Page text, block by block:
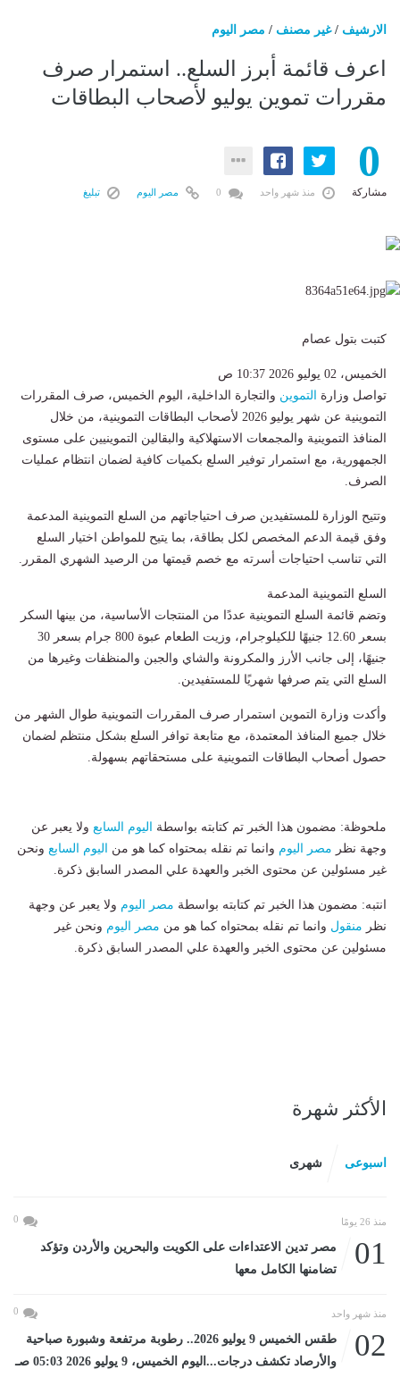
الارشيف /غير مصنف / مصر اليوم
اعرف قائمة أبرز السلع.. استمرار صرف
مقررات تموين يوليو لأصحاب البطاقات
0
مشاركة منذ شهر واحد مصر اليوم تبليغ
كتبت بتول عصام
الخميس، 02 يوليو 2026 10:37 ص
تواصل وزارة
التموين والتجارة الداخلية، اليوم الخميس، صرف المقررات
التموينية عن شهر يوليو 2026 لأصحاب البطاقات التموينية، من خلال
المنافذ التموينية والمجمعات الاستهلاكية والبقالين التموينيين على مستوى
الجمهورية، مع استمرار توفير السلع بكميات كافية لضمان انتظام عمليات
الصرف.
وتتيح الوزارة للمستفيدين صرف احتياجاتهم من السلع التموينية المدعمة
وفق قيمة الدعم المخصص لكل بطاقة، بما يتيح للمواطن اختيار السلع
التي تناسب احتياجات أسرته مع خصم قيمتها من الرصيد الشهري المقرر.
السلع التموينية المدعمة
وتضم قائمة السلع التموينية عددًا من المنتجات الأساسية، من بينها السكر
بسعر 12.60 جنيهًا للكيلوجرام، وزيت الطعام عبوة 800 جرام بسعر 30
جنيهًا، إلى جانب الأرز والمكرونة والشاي والجبن والمنظفات وغيرها من
السلع التي يتم صرفها شهريًا للمستفيدين.
وأكدت وزارة التموين استمرار صرف المقررات التموينية طوال الشهر من
خلال جميع المنافذ المعتمدة، مع متابعة توافر السلع بشكل منتظم لضمان
حصول أصحاب البطاقات التموينية على مستحقاتهم بسهولة.
ملحوظة: مضمون هذا الخبر تم كتابته بواسطة اليوم السابع ولا يعبر عن
وجهة نظر مصر اليوم وانما تم نقله بمحتواه كما هو من اليوم السابع ونحن
غير مسئولين عن محتوى الخبر والعهدة علي المصدر السابق ذكرة.
انتبه: مضمون هذا الخبر تم كتابته بواسطة مصر اليوم ولا يعبر عن وجهة
نظر منقول وانما تم نقله بمحتواه كما هو من مصر اليوم ونحن غير
مسئولين عن محتوى الخبر والعهدة علي المصدر السابق ذكرة.
الأكثر شهرة
اسبوعى شهرى
منذ 26 يومًا 0
01
مصر تدين الاعتداءات على الكويت والبحرين والأردن وتؤكد
تضامنها الكامل معها
منذ شهر واحد 0
02
طقس الخميس 9 يوليو 2026.. رطوبة مرتفعة وشبورة صباحية
والأرصاد تكشف درجات...اليوم الخميس، 9 يوليو 2026 05:03 صـ